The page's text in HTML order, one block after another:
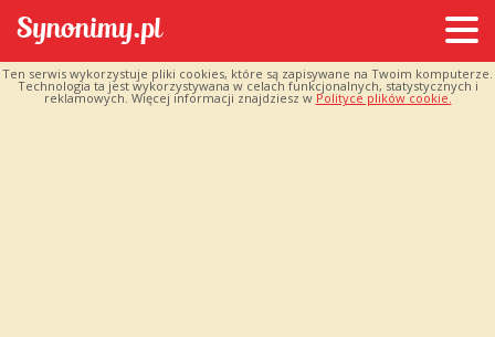
Ten serwis wykorzystuje pliki cookies, które są zapisywane na Twoim komputerze.
Technologia ta jest wykorzystywana w celach funkcjonalnych, statystycznych i
reklamowych. Więcej informacji znajdziesz w Polityce plików cookie.